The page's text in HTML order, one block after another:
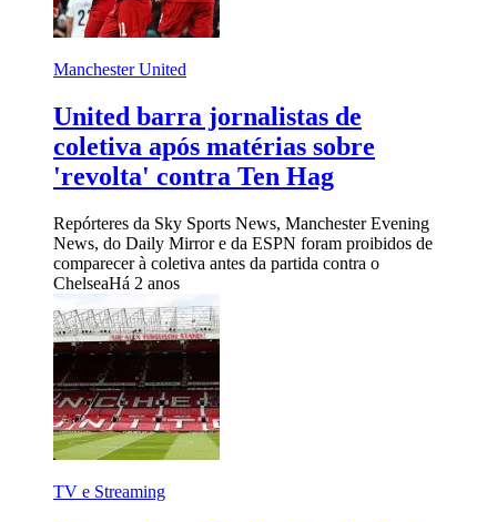
Manchester United
United barra jornalistas de
coletiva após matérias sobre
'revolta' contra Ten Hag
Repórteres da Sky Sports News, Manchester Evening
News, do Daily Mirror e da ESPN foram proibidos de
comparecer à coletiva antes da partida contra o
ChelseaHá 2 anos
TV e Streaming